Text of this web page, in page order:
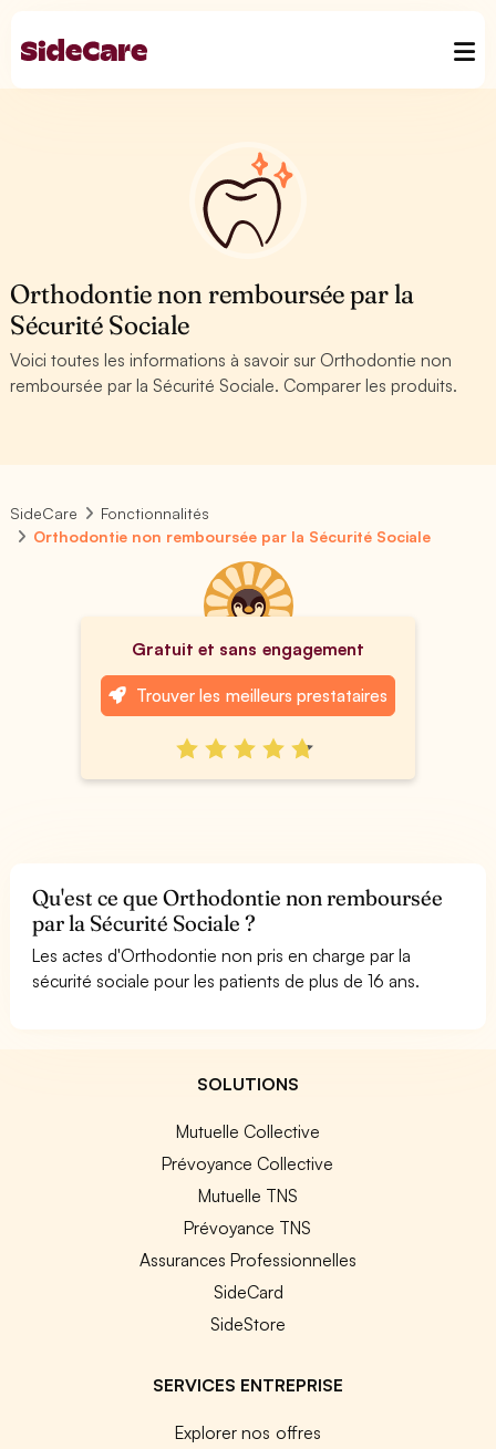
Orthodontie non remboursée par la
Sécurité Sociale
Voici toutes les informations à savoir sur Orthodontie non
remboursée par la Sécurité Sociale. Comparer les produits.
SideCare
Fonctionnalités
Orthodontie non remboursée par la Sécurité Sociale
Gratuit et sans engagement
Trouver les meilleurs prestataires
Qu'est ce que Orthodontie non remboursée
par la Sécurité Sociale ?
Les actes d'Orthodontie non pris en charge par la
sécurité sociale pour les patients de plus de 16 ans.
SOLUTIONS
Mutuelle Collective
Prévoyance Collective
Mutuelle TNS
Prévoyance TNS
Assurances Professionnelles
SideCard
SideStore
SERVICES ENTREPRISE
Explorer nos offres